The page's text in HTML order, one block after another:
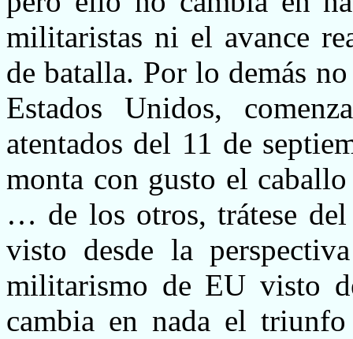
militaristas ni el avance
de batalla. Por lo demás
Estados Unidos,
atentados del 11 de
monta con gusto el
… de los otros, trátese
visto desde la
militarismo de EU visto
cambia en nada el